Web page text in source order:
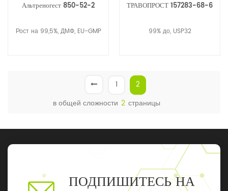
Альтреногест 850-52-2
Рост на 99,5%, ДМФ, EU-GMP
ТРАВОПРОСТ 157283-68-6
99% до, USP32
1 2
в общей сложности 2 страницы
ПОДПИШИТЕСЬ НА